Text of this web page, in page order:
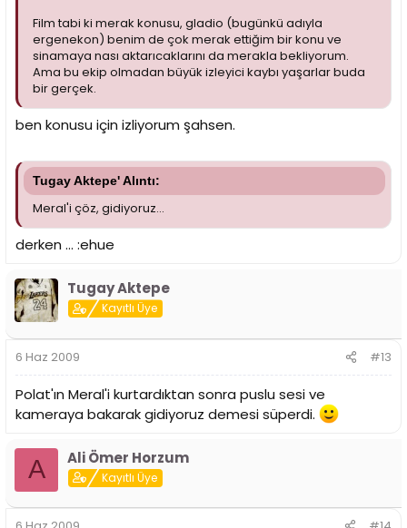
Film tabi ki merak konusu, gladio (bugünkü adıyla
ergenekon) benim de çok merak ettiğim bir konu ve
sinamaya nası aktarıcaklarını da merakla bekliyorum.
Ama bu ekip olmadan büyük izleyici kaybı yaşarlar buda
bir gerçek.
ben konusu için izliyorum şahsen.
Tugay Aktepe' Alıntı:
Meral'i çöz, gidiyoruz...
derken ... :ehue
Tugay Aktepe
Kayıtlı Üye
6 Haz 2009 #13
Polat'ın Meral'i kurtardıktan sonra puslu sesi ve
kameraya bakarak gidiyoruz demesi süperdi.
A Ali Ömer Horzum
Kayıtlı Üye